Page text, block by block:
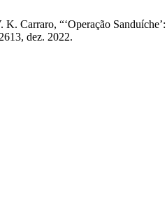
Carraro, “‘Operação
dez. 2022.